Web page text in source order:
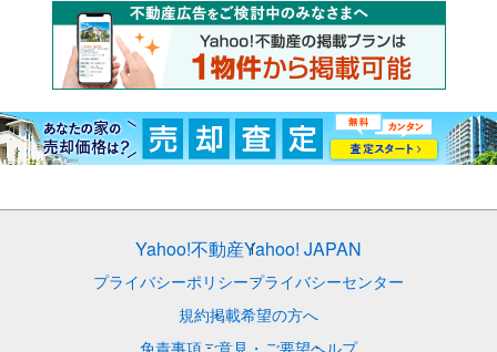
Yahoo!不動産Yahoo! JAPAN
プライバシーポリシープライバシーセンター
規約掲載希望の方へ